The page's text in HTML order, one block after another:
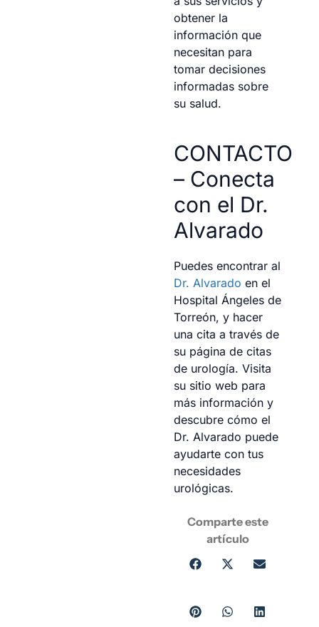
obtener la
información que
necesitan para
tomar decisiones
informadas sobre
su salud.
CONTACTO
– Conecta
con el Dr.
Alvarado
Puedes encontrar al
Dr. Alvarado en el
Hospital Ángeles de
Torreón, y hacer
una cita a través de
su página de citas
de urología. Visita
su sitio web para
más información y
descubre cómo el
Dr. Alvarado puede
ayudarte con tus
necesidades
urológicas.
Comparte este
artículo